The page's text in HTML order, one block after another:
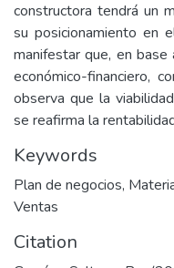
constructora tendrá un
su posicionamiento en
manifestar que, en
económico-financiero,
observa que la
se reafirma la
Keywords
Plan de negocios,
Ventas
Citation